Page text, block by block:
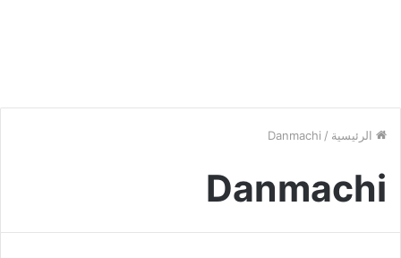
الرئيسية /
Danmachi
Danmachi